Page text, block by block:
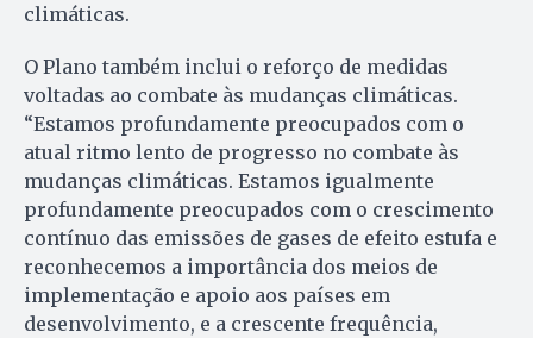
climáticas.
O Plano também inclui o reforço de medidas
voltadas ao combate às mudanças climáticas.
“Estamos profundamente preocupados com o
atual ritmo lento de progresso no combate às
mudanças climáticas. Estamos igualmente
profundamente preocupados com o crescimento
contínuo das emissões de gases de efeito estufa e
reconhecemos a importância dos meios de
implementação e apoio aos países em
desenvolvimento, e a crescente frequência,